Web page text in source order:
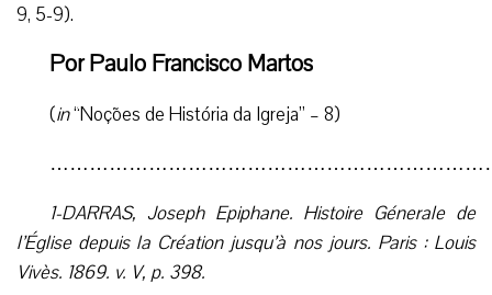
9, 5-9).
Por Paulo Francisco Martos
(in“Noções de História da Igreja” – 8)
1-DARRAS, Joseph Epiphane. Histoire Génerale de
l’Église depuis la Création jusqu’à nos jours. Paris : Louis
Vivès. 1869. v. V, p. 398.